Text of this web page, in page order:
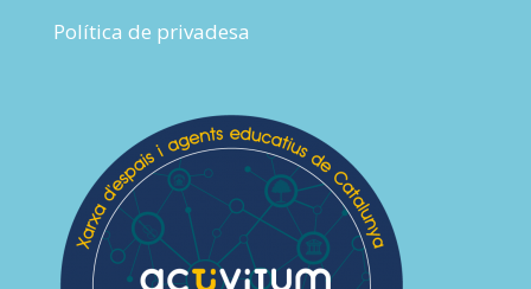
Política de privadesa